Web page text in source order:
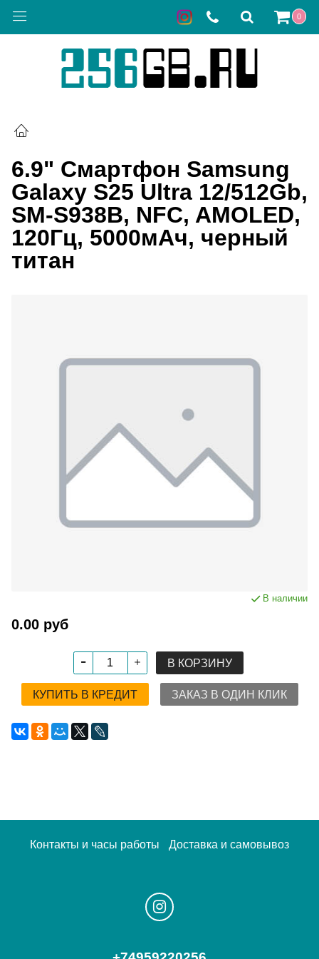
0
6.9" Смартфон Samsung
Galaxy S25 Ultra 12/512Gb,
SM-S938B, NFC, AMOLED,
120Гц, 5000мAч, черный
титан
В наличии
0.00 руб
В КОРЗИНУ
КУПИТЬ В КРЕДИТ ЗАКАЗ В ОДИН КЛИК
Контакты и часы работы Доставка и самовывоз